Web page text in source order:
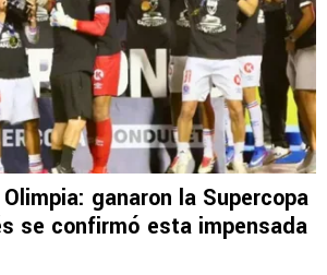
ganaron la Supercopa
se confirmó esta impensada